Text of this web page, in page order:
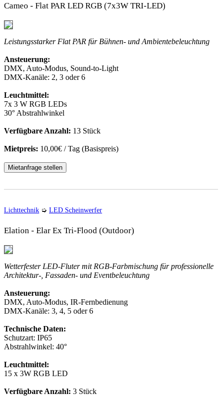
Cameo - Flat PAR LED RGB (7x3W TRI-LED)
Leistungsstarker Flat PAR für Bühnen- und Ambientebeleuchtung
Ansteuerung:
DMX, Auto-Modus, Sound-to-Light
DMX-Kanäle: 2, 3 oder 6
Leuchtmittel:
7x 3 W RGB LEDs
30° Abstrahlwinkel
Verfügbare Anzahl: 13 Stück
Mietpreis: 10,00€ / Tag (Basispreis)
Mietanfrage stellen
Lichttechnik ➭ LED Scheinwerfer
Elation - Elar Ex Tri-Flood (Outdoor)
Wetterfester LED-Fluter mit RGB-Farbmischung für professionelle
Architektur-, Fassaden- und Eventbeleuchtung
Ansteuerung:
DMX, Auto-Modus, IR-Fernbedienung
DMX-Kanäle: 3, 4, 5 oder 6
Technische Daten:
Schutzart: IP65
Abstrahlwinkel: 40°
Leuchtmittel:
15 x 3W RGB LED
Verfügbare Anzahl: 3 Stück